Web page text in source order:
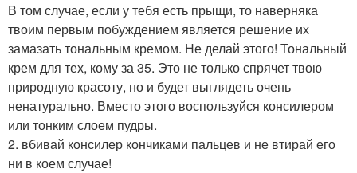
В том случае, если у тебя есть прыщи, то наверняка
твоим первым побуждением является решение их
замазать тональным кремом. Не делай этого! Тональный
крем для тех, кому за 35. Это не только спрячет твою
природную красоту, но и будет выглядеть очень
ненатурально. Вместо этого воспользуйся консилером
или тонким слоем пудры.
2. вбивай консилер кончиками пальцев и не втирай его
ни в коем случае!